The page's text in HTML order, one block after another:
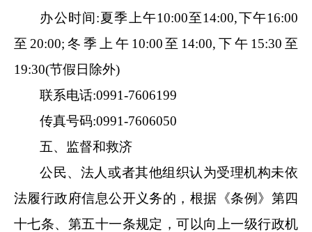
办公时间 :夏季上午10:00至14:00,下午16:00
至 20:00;冬季上午 10:00至 14:00,下午 15:30 至
19:30(节假日除外)
联系电话:0991-7606199
传真号码:0991-7606050
五、监督和救济
公民、法人或者其他组织认为受理机构未依
法履行政府信息公开义务的，根据《条例》第四
十七条、第五十一条规定，可以向上一级行政机